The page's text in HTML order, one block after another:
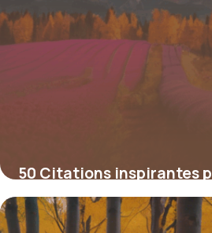
50 Citations inspirantes
votre démarche de
4 juillet 2025